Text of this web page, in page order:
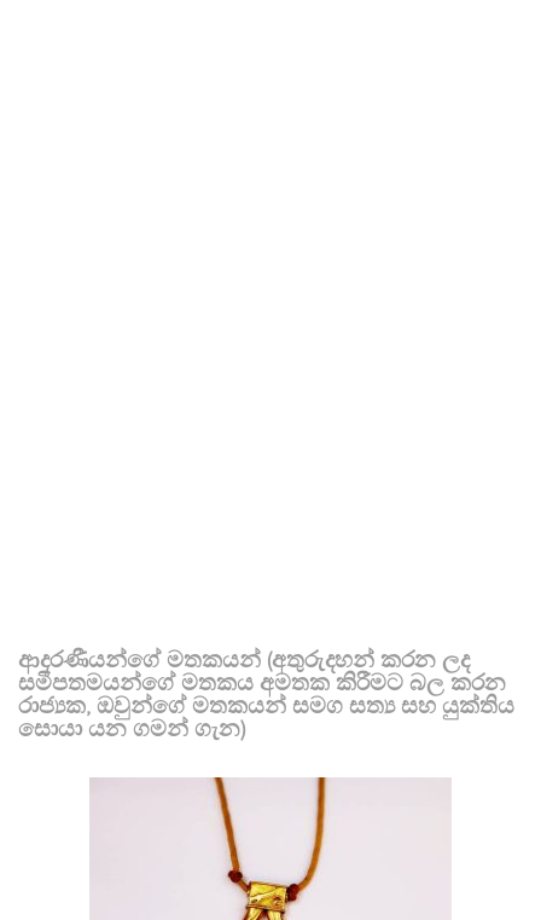
ආදරණීයන්ගේ මතකයන් (අතුරුදහන් කරන ලද
සමීපතමයන්ගේ මතකය අමතක කිරීමට බල කරන
රාජ්‍යක, ඔවුන්ගේ මතකයන් සමග සත්‍ය සහ යුක්තිය
සොයා යන ගමන් ගැන)